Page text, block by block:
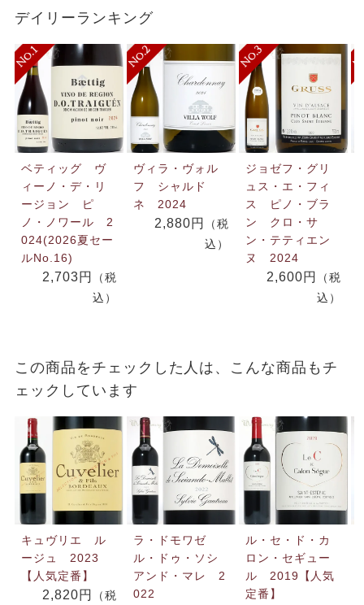
デイリーランキング
ベティッグ ヴ
ィーノ・デ・リ
ージョン ピ
ノ・ノワール 2
024(2026夏セー
ルNo.16)
2,703円
（税
込）
ヴィラ・ヴォル
フ シャルド
ネ 2024
2,880円
（税
込）
ジョゼフ・グリ
ュス・エ・フィ
ス ピノ・ブラ
ン クロ・サ
ン・テティエン
ヌ 2024
2,600円
（税
込）
この商品をチェックした人は、こんな商品もチ
ェックしています
キュヴリエ ル
ージュ 2023
【人気定番】
2,820円
（税
ラ・ドモワゼ
ル・ドゥ・ソシ
アンド・マレ 2
022
ル・セ・ド・カ
ロン・セギュー
ル 2019【人気
定番】